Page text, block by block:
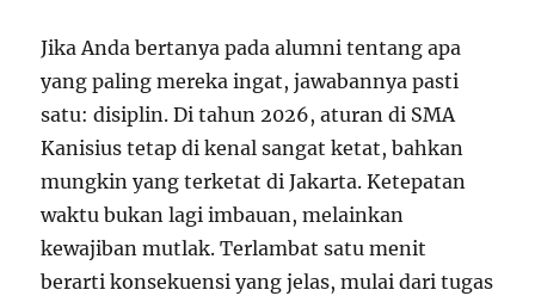
Jika Anda bertanya pada alumni tentang apa
yang paling mereka ingat, jawabannya pasti
satu: disiplin. Di tahun 2026, aturan di SMA
Kanisius tetap di kenal sangat ketat, bahkan
mungkin yang terketat di Jakarta. Ketepatan
waktu bukan lagi imbauan, melainkan
kewajiban mutlak. Terlambat satu menit
berarti konsekuensi yang jelas, mulai dari tugas